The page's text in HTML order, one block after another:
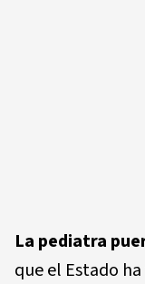
La pediatra
que el Estado